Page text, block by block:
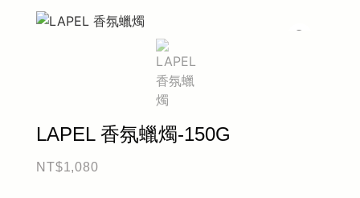
LAPEL 香氛蠟燭-150G
NT$1,080